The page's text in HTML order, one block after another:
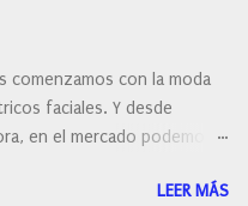
comenzamos con la moda
faciales. Y desde
en el mercado podemos
a pilas, a batería,
LEER MÁS